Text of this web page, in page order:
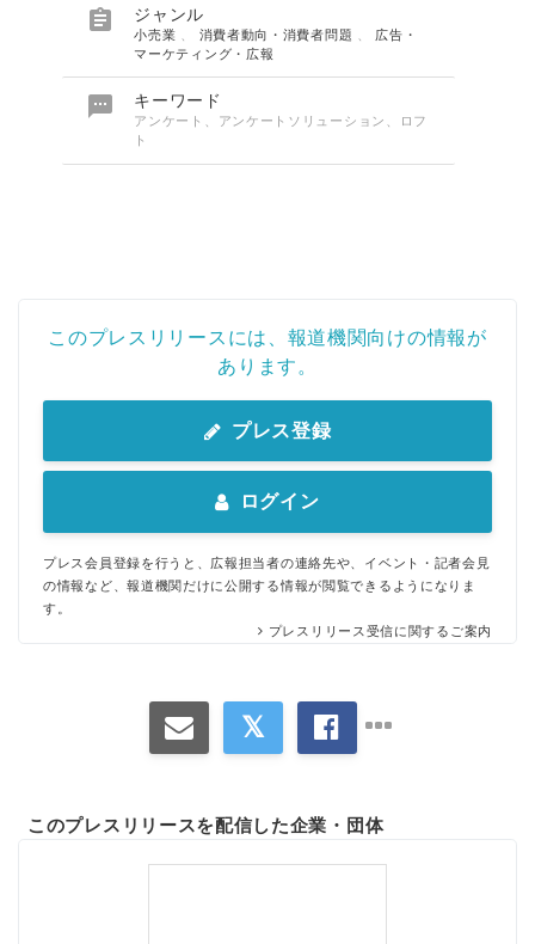
 ジャンル
小売業 消費者動向・消費者問題
広告・
マーケティング・広報
 キーワード
アンケート、アンケートソリューション、ロフ
ト
このプレスリリースには、報道機関向けの情報が
あります。
プレス登録
ログイン
プレス会員登録を行うと、広報担当者の連絡先や、イベント・記者会見
の情報など、報道機関だけに公開する情報が閲覧できるようになりま
す。
プレスリリース受信に関するご案内
このプレスリリースを配信した企業・団体